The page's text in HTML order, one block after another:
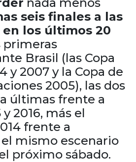
seis finales a las
los últimos 20
primeras
Brasil (las Copa
y 2007 y la Copa de
2005), las dos
últimas frente a
2016, más el
frente a
mismo escenario
próximo sábado.